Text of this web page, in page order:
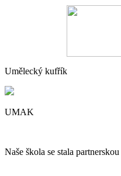
Umělecký kufřík
UMAK
Naše škola se stala